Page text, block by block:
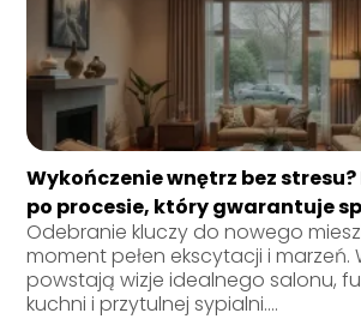
Wykończenie wnętrz bez
po procesie, który gwarantuje
Odebranie kluczy do nowego
moment pełen ekscytacji i marzeń.
powstają wizje idealnego salonu,
kuchni i przytulnej sypialni....